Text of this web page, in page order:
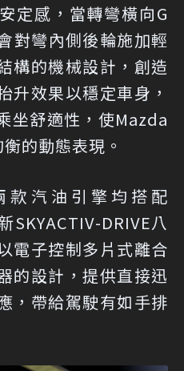
定感，當轉彎橫向G
對彎內側後輪施加輕
構的機械設計，創造
升效果以穩定車身，
坐舒適性，使Mazda
的動態表現。
款汽油引擎均搭配
SKYACTIV-DRIVE八
電子控制多片式離合
的設計，提供直接迅
，帶給駕駛有如手排